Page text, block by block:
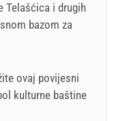
Telašćica i drugih
bazom za
ovaj povijesni
kulturne baštine